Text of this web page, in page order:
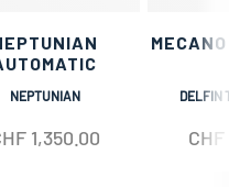
NEPTUNIAN
1,350.00
DELFIN
CHF